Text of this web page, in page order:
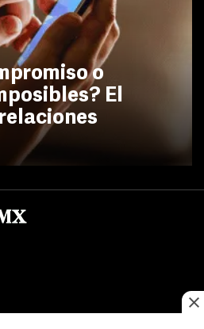
o
El